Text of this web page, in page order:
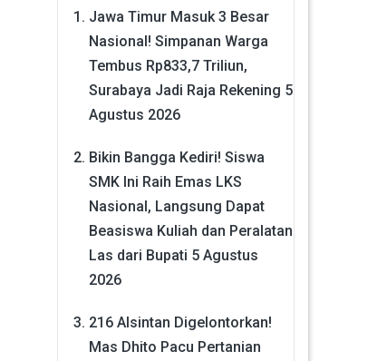
Jawa Timur Masuk 3 Besar
Nasional! Simpanan Warga
Tembus Rp833,7 Triliun,
Surabaya Jadi Raja Rekening 5
Agustus 2026
Bikin Bangga Kediri! Siswa
SMK Ini Raih Emas LKS
Nasional, Langsung Dapat
Beasiswa Kuliah dan Peralatan
Las dari Bupati 5 Agustus
2026
216 Alsintan Digelontorkan!
Mas Dhito Pacu Pertanian